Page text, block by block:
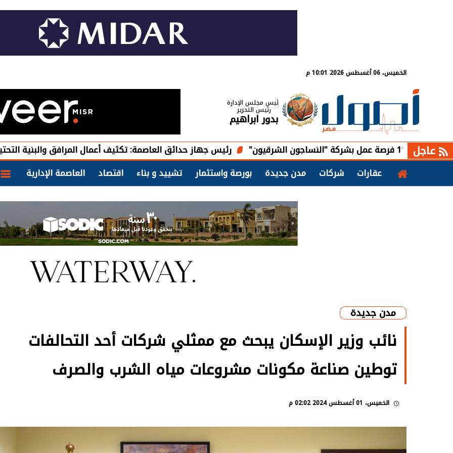
الخميس، 06 أغسطس 2026 10:01 م
رئيس مجلس الإدارة
رئيس التحرير
بدور ابراهيم
عاجل
رئيس جهاز حدائق العاصمة: تكثيف أعمال المرافق والبنية التحتية ورفع
عقارات
شركات مدن جديدة بورصة واستثمار تشييد و بناء اقتصاد العاصمة الإدارية
مدن جديدة
نائب وزير الإسكان يبحث مع ممثلي شركات أحد التحالفات
توطين صناعة مكونات مشروعات مياه الشرب والصرف
الخميس، 01 أغسطس 2024 02:02 م